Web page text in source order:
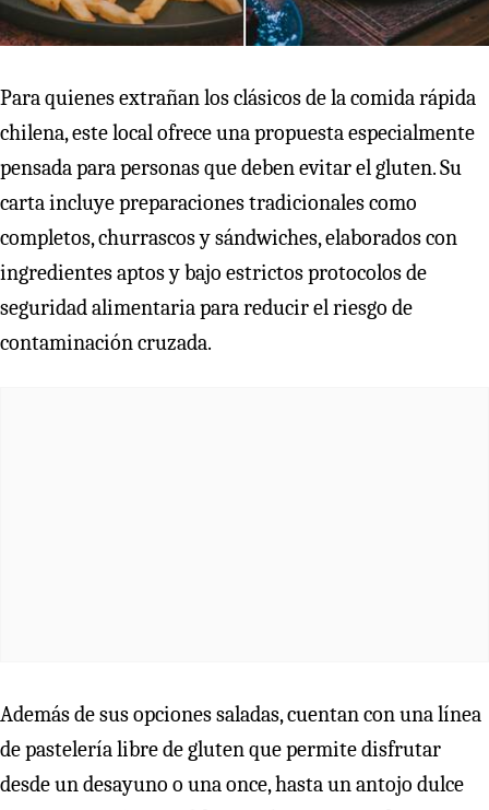
Para quienes extrañan los clásicos de la comida rápida
chilena, este local ofrece una propuesta especialmente
pensada para personas que deben evitar el gluten. Su
carta incluye preparaciones tradicionales como
completos, churrascos y sándwiches, elaborados con
ingredientes aptos y bajo estrictos protocolos de
seguridad alimentaria para reducir el riesgo de
contaminación cruzada.
Además de sus opciones saladas, cuentan con una línea
de pastelería libre de gluten que permite disfrutar
desde un desayuno o una once, hasta un antojo dulce